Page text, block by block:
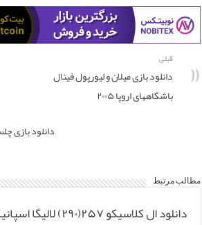
قبلی
دانلود بازی میلان و لیورپول فینال
باشگاههای اروپا ۲۰۰۵
مطالب مرتبط